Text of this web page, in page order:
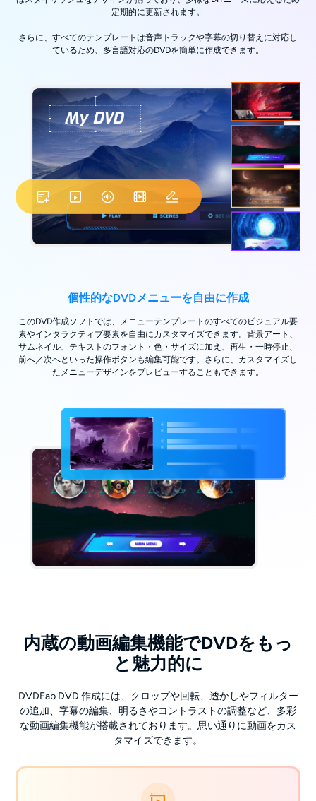
定期的に更新されます。
さらに、すべてのテンプレートは音声トラックや字幕の切り替えに対応し
ているため、多言語対応のDVDを簡単に作成できます。
個性的なDVDメニューを自由に作成
このDVD作成ソフトでは、メニューテンプレートのすべてのビジュアル要
素やインタラクティブ要素を自由にカスタマイズできます。背景アート、
サムネイル、テキストのフォント・色・サイズに加え、再生・一時停止、
前へ／次へといった操作ボタンも編集可能です。さらに、カスタマイズし
たメニューデザインをプレビューすることもできます。
内蔵の動画編集機能でDVDをもっ
と魅力的に
DVDFab DVD 作成には、クロップや回転、透かしやフィルター
の追加、字幕の編集、明るさやコントラストの調整など、多彩
な動画編集機能が搭載されております。思い通りに動画をカス
タマイズできます。